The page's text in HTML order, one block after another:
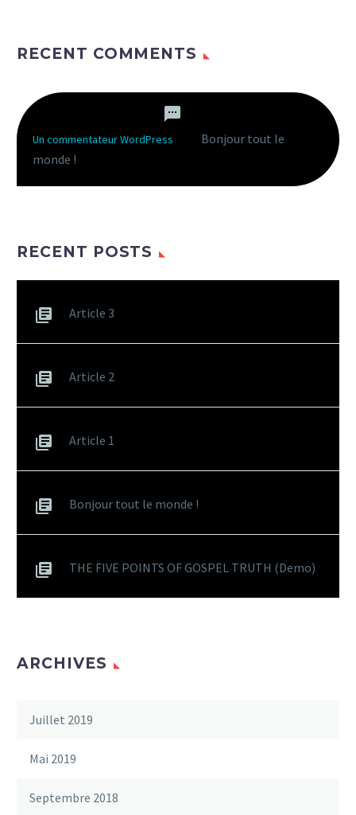
RECENT COMMENTS
Un commentateur WordPress
Bonjour tout le
monde !
RECENT POSTS
Article 3
Article 2
Article 1
Bonjour tout le monde !
THE FIVE POINTS OF GOSPEL TRUTH (Demo)
ARCHIVES
Juillet 2019
Mai 2019
Septembre 2018